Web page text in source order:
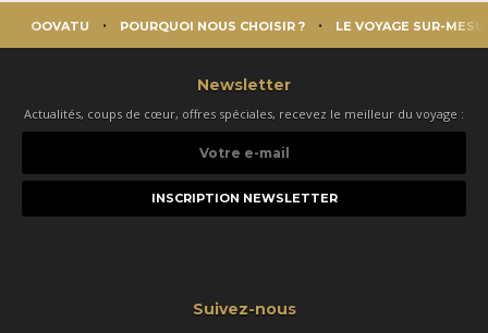
OOVATU POURQUOI NOUS CHOISIR ? LE VOYAGE SUR-
Newsletter
Actualités, coups de cœur, offres spéciales, recevez le meilleur du voyage :
e-
Suivez-nous